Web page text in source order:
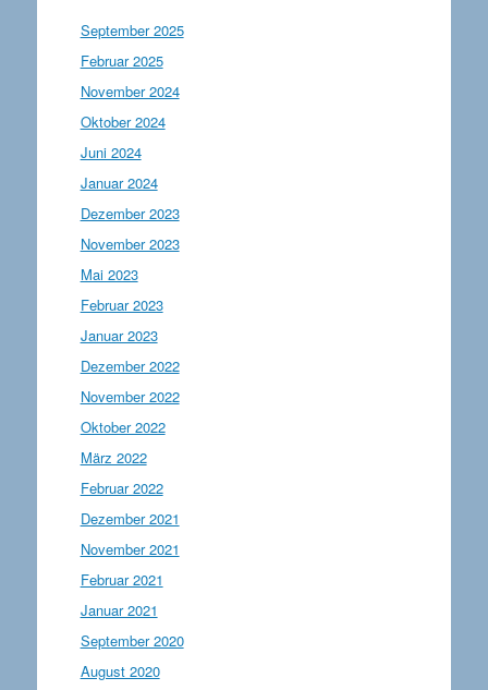
September 2025
Februar 2025
November 2024
Oktober 2024
Juni 2024
Januar 2024
Dezember 2023
November 2023
Mai 2023
Februar 2023
Januar 2023
Dezember 2022
November 2022
Oktober 2022
März 2022
Februar 2022
Dezember 2021
November 2021
Februar 2021
Januar 2021
September 2020
August 2020